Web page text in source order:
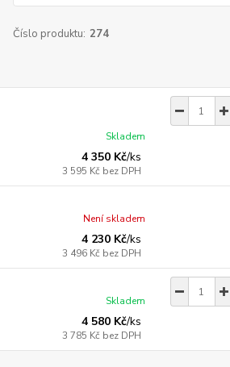
Číslo produktu: 274
4 350 Kč/ks
3 595 Kč bez DPH
Skladem
4 230 Kč/ks
3 496 Kč bez DPH
Není skladem
4 580 Kč/ks
3 785 Kč bez DPH
Skladem